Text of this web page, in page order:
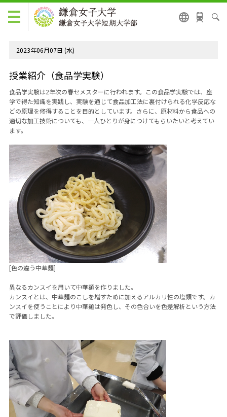
2023年06月07日 (水)
授業紹介（食品学実験）
食品学実験は2年次の春セメスターに行われます。この食品学実験では、座
学で得た知識を実践し、実験を通じて食品加工法に裏付けられる化学反応な
どの原理を修得することを目的としています。さらに、原材料から食品への
適切な加工技術についても、一人ひとりが身につけてもらいたいと考えてい
ます。
[色の違う中華麺]
異なるカンスイを用いて中華麺を作りました。
カンスイとは、中華麺のこしを増すために加えるアルカリ性の塩類です。カ
ンスイを使うことにより中華麺は発色し、その色合いを色差解析という方法
で評価しました。